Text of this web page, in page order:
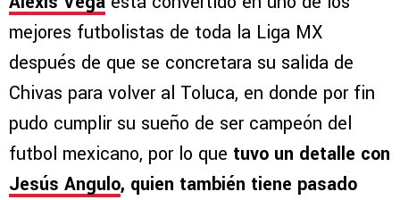
mejores futbolistas de toda la Liga MX
después de que se concretara su salida de
Chivas para volver al Toluca, en donde por fin
pudo cumplir su sueño de ser campeón del
futbol mexicano, por lo que tuvo un detalle con
Jesús Angulo, quien también tiene pasado